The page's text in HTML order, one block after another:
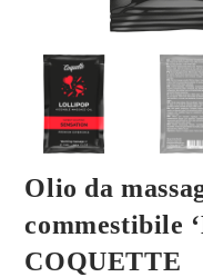
Olio da
commestibile
COQUETTE